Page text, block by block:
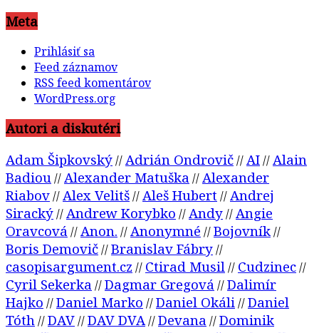
Meta
Prihlásiť sa
Feed záznamov
RSS feed komentárov
WordPress.org
Autori a diskutéri
Adam Šipkovský//Adrián Ondrovič//AI//Alain
Badiou//Alexander Matuška //Alexander
Riabov//Alex Velitš//Aleš Hubert//Andrej
Siracký//Andrew Korybko //Andy//Angie
Oravcová //Anon. //Anonymné //Bojovník//
Boris Demovič//Branislav Fábry//
casopisargument.cz // Ctirad Musil// Cudzinec//
Cyril Sekerka //Dagmar Gregová //Dalimír
Hajko //Daniel Marko //Daniel Okáli//Daniel
Tóth//DAV//DAV DVA//Devana //Dominik